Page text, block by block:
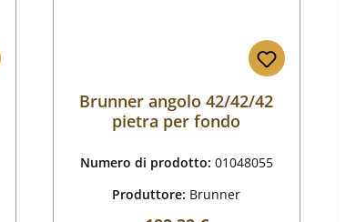
Brunner angolo 42/42/42
pietra per fondo
Numero di prodotto: 01048055
Produttore: Brunner